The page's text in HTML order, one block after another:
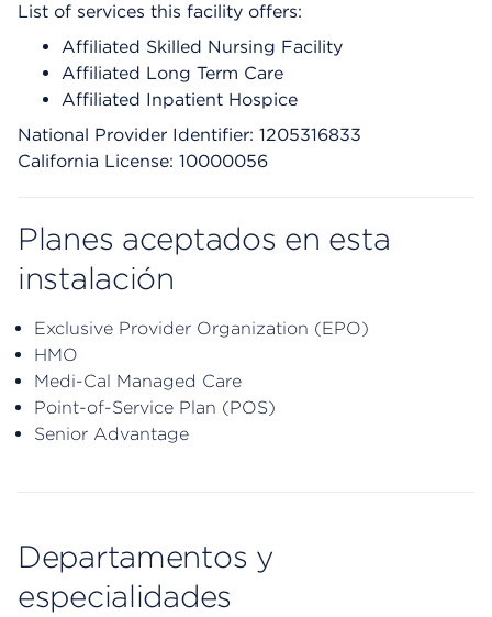
List of services this facility offers:
Affiliated Skilled Nursing Facility
Affiliated Long Term Care
Affiliated Inpatient Hospice
National Provider Identifier: 1205316833
California License: 10000056
Planes aceptados en esta
instalación
Exclusive Provider Organization (EPO)
HMO
Medi-Cal Managed Care
Point-of-Service Plan (POS)
Senior Advantage
Departamentos y
especialidades